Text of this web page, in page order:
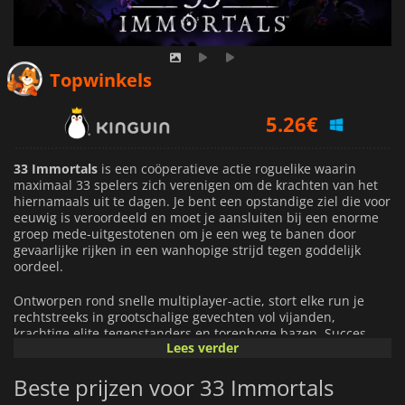
Topwinkels
5.87€
7.99€
33 Immortals is een coöperatieve actie roguelike waarin
maximaal 33 spelers zich verenigen om de krachten van het
hiernamaals uit te dagen. Je bent een opstandige ziel die voor
eeuwig is veroordeeld en moet je aansluiten bij een enorme
groep mede-uitgestotenen om je een weg te banen door
gevaarlijke rijken in een wanhopige strijd tegen goddelijk
oordeel.
Ontworpen rond snelle multiplayer-actie, stort elke run je
rechtstreeks in grootschalige gevechten vol vijanden,
krachtige elite-tegenstanders en torenhoge bazen. Succes
hangt af van teamwork, snelle besluitvorming en het
terwijl de chaos zich over het slagveld ontvouwt.
Lees verder
Beste prijzen voor 33 Immortals